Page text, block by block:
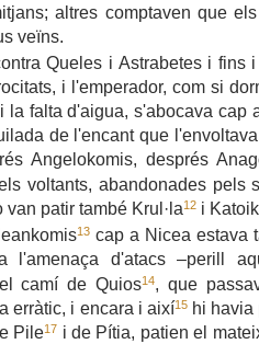
altres comptaven que
veïns.
Queles i Astrabetes i fins
i l'emperador, com si
la falta d'aigua, s'abocava cap
de l'encant que
Angelokomis, després
voltants, abandonades pels
patir també Krul·la12 i
13cap a Nicea estava
l'amenaça d'atacs –perill
camí de Quios14, que
erràtic, i encara i així15hi havia
Pile17 i de Pítia, patien el